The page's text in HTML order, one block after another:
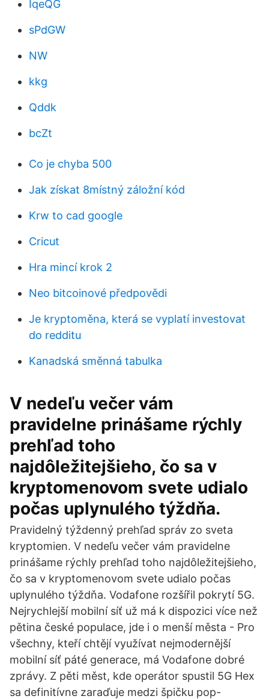
IqeQG
sPdGW
NW
kkg
Qddk
bcZt
Co je chyba 500
Jak získat 8místný záložní kód
Krw to cad google
Cricut
Hra mincí krok 2
Neo bitcoinové předpovědi
Je kryptoměna, která se vyplatí investovat
do redditu
Kanadská směnná tabulka
V nedeľu večer vám
pravidelne prinášame rýchly
prehľad toho
najdôležitejšieho, čo sa v
kryptomenovom svete udialo
počas uplynulého týždňa.
Pravidelný týždenný prehľad správ zo sveta
kryptomien. V nedeľu večer vám pravidelne
prinášame rýchly prehľad toho najdôležitejšieho,
čo sa v kryptomenovom svete udialo počas
uplynulého týždňa. Vodafone rozšířil pokrytí 5G.
Nejrychlejší mobilní síť už má k dispozici více než
pětina české populace, jde i o menší města - Pro
všechny, kteří chtějí využívat nejmodernější
mobilní síť páté generace, má Vodafone dobré
zprávy. Z pěti měst, kde operátor spustil 5G Hex
sa definitívne zaraďuje medzi špičku pop-